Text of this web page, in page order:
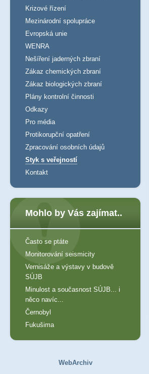
Krizové řízení
Mezinárodní spolupráce
Evropská unie
WENRA
Nešíření jaderných zbraní
Zákaz chemických zbraní
Zákaz biologických zbraní
Plány kontrolní činnosti
Odkazy
Pro média
Protikorupční opatření
Zpracování osobních údajů
Styk s veřejností
Kontakt
Mohlo by Vás zajímat..
Často se ptáte
Monitorování seismicity
Vernisáže a výstavy v budově
SÚJB
Minulost a současnost SÚJB... i
něco navíc...
Černobyl
Fukušima
WebArchiv